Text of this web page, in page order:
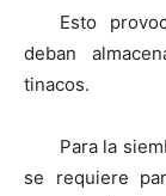
Esto
deban
tinacos.
Para la
se requiere